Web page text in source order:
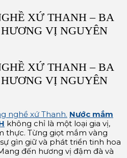
XỨ THANH – BA
VỊ NGUYÊN
XỨ THANH – BA
VỊ NGUYÊN
nghề xứ Thanh. Nước mắm
không chỉ là một loại gia vị,
thực. Từng giọt mắm vàng
gìn giữ và phát triển tinh hoa
đến hương vị đậm đà và